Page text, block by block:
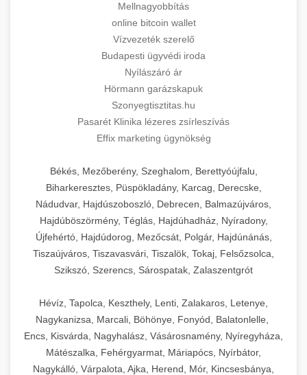
Mellnagyobbítás
online bitcoin wallet
Vízvezeték szerelő
Budapesti ügyvédi iroda
Nyílászáró ár
Hörmann garázskapuk
Szonyegtisztitas.hu
Pasarét Klinika lézeres zsírleszívás
Effix marketing ügynökség
Békés, Mezőberény, Szeghalom, Berettyóújfalu,
Biharkeresztes, Püspökladány, Karcag, Derecske,
Nádudvar, Hajdúszoboszló, Debrecen, Balmazújváros,
Hajdúböszörmény, Téglás, Hajdúhadház, Nyíradony,
Újfehértó, Hajdúdorog, Mezőcsát, Polgár, Hajdúnánás,
Tiszaújváros, Tiszavasvári, Tiszalök, Tokaj, Felsőzsolca,
Szikszó, Szerencs, Sárospatak, Zalaszentgrót
Hévíz, Tapolca, Keszthely, Lenti, Zalakaros, Letenye,
Nagykanizsa, Marcali, Böhönye, Fonyód, Balatonlelle,
Encs, Kisvárda, Nagyhalász, Vásárosnamény, Nyíregyháza,
Mátészalka, Fehérgyarmat, Máriapócs, Nyírbátor,
Nagykálló, Várpalota, Ajka, Herend, Mór, Kincsesbánya,